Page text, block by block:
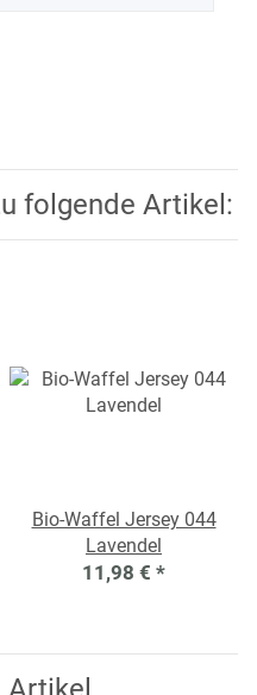
folgende Artikel:
Bio-Waffel Jersey 044
Lavendel
11,98 € *